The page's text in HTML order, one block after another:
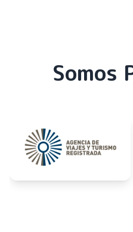
Somos